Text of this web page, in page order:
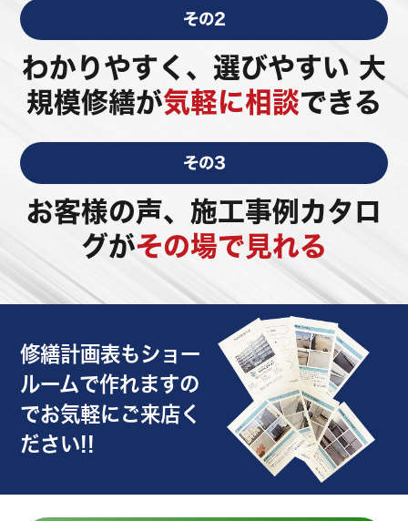
その2
わかりやすく、選びやすい 大
規模修繕が気軽に相談できる
その3
お客様の声、施工事例カタロ
グがその場で見れる
修繕計画表もショー
ルームで作れますの
でお気軽にご来店く
ださい!!